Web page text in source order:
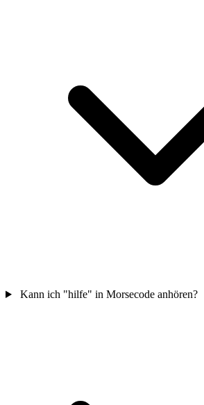
Kann ich "hilfe" in Morsecode anhören?